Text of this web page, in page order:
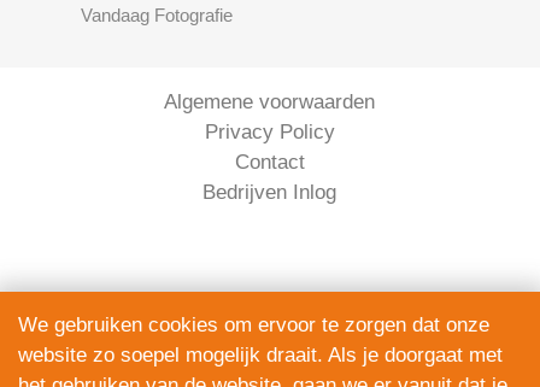
Vandaag Fotografie
Algemene voorwaarden
Privacy Policy
Contact
Bedrijven Inlog
Serviceright Koeriers is onderdeel van
We gebruiken cookies om ervoor te zorgen dat onze
website zo soepel mogelijk draait. Als je doorgaat met